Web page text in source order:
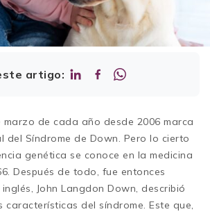
artigo:
de cada año desde 2006 marca
del Síndrome de Down. Pero lo cierto
genética se conoce en la medicina
Después de todo, fue entonces
John Langdon Down, describió
características del síndrome. Este que,